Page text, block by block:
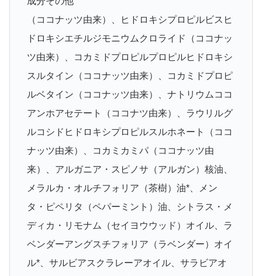
（ココナッツ由来）、ヒドロキシプロピルビスヒ
ドロキシエチルジモニウムクロライド（ココナッ
ツ由来）、コカミドプロピルプロピルヒドロキシ
スルタイン（ココナッツ由来）、コカミドプロピ
ルベタイン（ココナッツ由来）、ナトリウムココ
アンホアセテート（ココナツ由来）、ラウリルグ
ルコシドヒドロキシプロピルスルホネート（ココ
ナッツ由来）、コカミカミパ（ココナッツ由
来）、アルガニア・スピノサ（アルガン）核油、
メラルカ・オルチフォリア（茶樹）油*、メン
タ・ピペリタ（ペパーミント）油、シトラス・メ
ディカ・リモナム（セイヨウウッド）オイル、ラ
ベンダーアングスチフォリア（ラベンダー）オイ
ル*、サルビアスクラレーアオイル、サラビアオ